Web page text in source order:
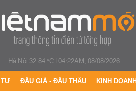
Hà Nội 32.84 °C|04:22AM, 08/08/2026
TƯ ĐẤU GIÁ - ĐẤU THẦU KINH DOANH